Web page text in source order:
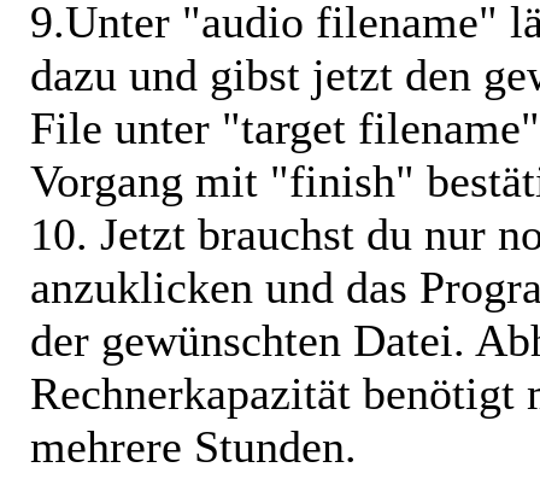
9.Unter "audio filename"
dazu und gibst jetzt den
File unter "target
Vorgang mit "finish"
10. Jetzt brauchst du nur
anzuklicken und das
der gewünschten Datei.
Rechnerkapazität
mehrere Stunden.